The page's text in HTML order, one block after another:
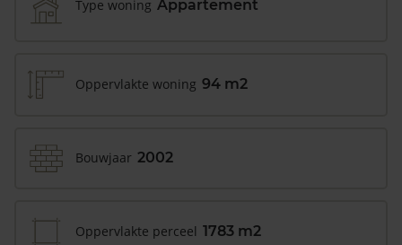
Type woning Appartement
Oppervlakte woning 94 m2
Bouwjaar 2002
Oppervlakte perceel 1783 m2